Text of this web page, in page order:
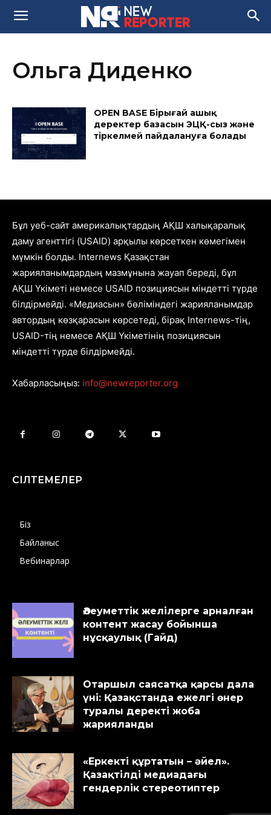
Ольга Диденко
OPEN BASE Бірыңғай ашық
деректер базасын ЭЦҚ-сыз және
тіркелмей пайдалануға болады
Бұл уеб-сайт америкалықтардың АҚШ халықаралық
даму агенттігі (USAID) арқылы көрсеткен көмегімен
мүмкін болды. Internews Қазақстан
жарияланымдардың мазмұнына жауап береді, бұл
АҚШ Үкіметі немесе USAID позициясын міндетті түрде
білдірмейді. «Медиасын» бөліміндегі жарияланымдар
автордың көзқарасын көрсетеді, бірақ Internews-тің,
USAID-тің немесе АҚШ Үкіметінің позициясын
міндетті түрде білдірмейді.
Хабарласыңыз: info@newreporter.org
СІЛТЕМЕЛЕР
Біз
Байланыс
Вебинарлар
Әлеуметтік желілерге арналған
контент жасау бойынша
нұсқаулық (Гайд)
Отаршыл саясатқа қарсы дала
үні: Қазақстанда ежелгі өнер
туралы деректі жоба
жарияланды
«Еркекті құртатын – әйел».
Қазақтілді медиадағы
гендерлік стереотиптер